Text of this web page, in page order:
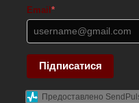
Email *
Підписатися
Предоставлено